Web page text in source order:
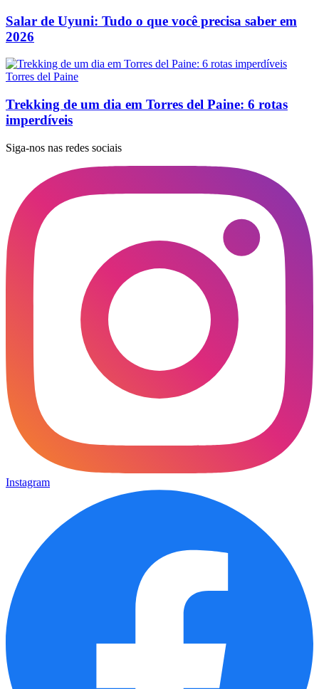
Salar de Uyuni: Tudo o que você precisa saber em
2026
Torres del Paine
Trekking de um dia em Torres del Paine: 6 rotas
imperdíveis
Siga-nos nas redes sociais
Instagram